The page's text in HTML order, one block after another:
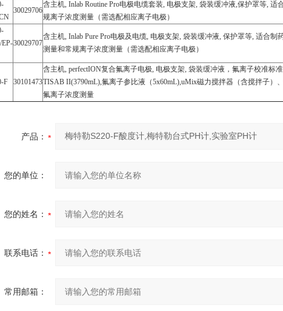
30029706
含主机, Inlab Routine Pro电极电缆套装, 电极支架, 袋装缓冲液,保护罩等,
规离子浓度测量（需选配相应离子电极）
EP-30029707
含主机, Inlab Pure Pro电极及电缆, 电极支架, 袋装缓冲液, 保护罩等, 适合
测量和常规离子浓度测量（需选配相应离子电极）
F 30101473
含主机, perfectION复合氟离子电极, 电极支架, 袋装缓冲液，氟离子校准标
TISAB II(3790mL),氟离子参比液（5x60mL),uMix磁力搅拌器（含搅拌子）
氟离子浓度测量
产品：
您的单位：
您的姓名：
联系电话：
常用邮箱：